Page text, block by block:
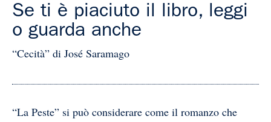
Se ti è piaciuto il libro, leggi
o guarda anche
“Cecità” di José Saramago
“La Peste” si può considerare come il romanzo che